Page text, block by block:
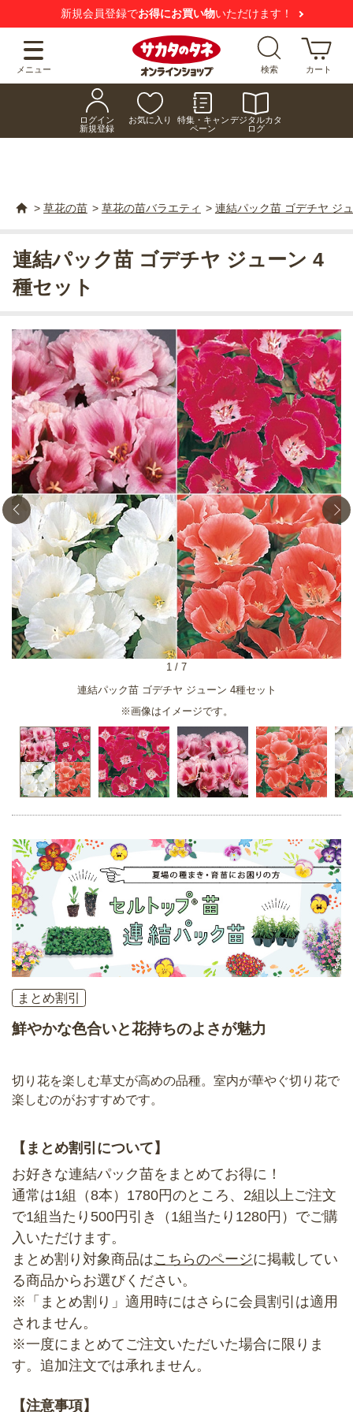
新規会員登録でお得にお買い物いただけます！
メニュー 検索 カート
ログイン
新規登録
お気に入り
特集・キャン
ペーン
デジタルカタ
ログ
> 草花の苗 > 草花の苗バラエティ > 連結パック苗 ゴデチヤ ジ
連結パック苗 ゴデチヤ ジューン 4種セット
※画像はイメージです。
1 / 7
連結パック苗 ゴデチヤ ジューン 4
種セット
まとめ割引
鮮やかな色合いと花持ちのよさが魅力
切り花を楽しむ草丈が高めの品種。室内が華やぐ切り花で
楽しむのがおすすめです。
【まとめ割引について】
お好きな連結パック苗をまとめてお得に！
通常は1組（8本）1780円のところ、2組以上ご注文
で1組当たり500円引き（1組当たり1280円）でご購
入いただけます。
まとめ割り対象商品はこちらのページに掲載してい
る商品からお選びください。
※「まとめ割り」適用時にはさらに会員割引は適用
されません。
※一度にまとめてご注文いただいた場合に限りま
す。追加注文では承れません。
【注意事項】